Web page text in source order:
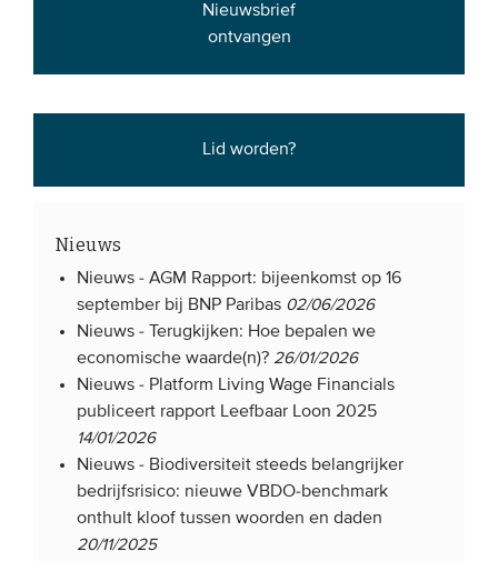
Nieuwsbrief
ontvangen
Lid worden?
Nieuws
Nieuws -AGM Rapport: bijeenkomst op 16
september bij BNP Paribas 02/06/2026
Nieuws -
Terugkijken: Hoe bepalen we
economische waarde(n)? 26/01/2026
Nieuws - Platform Living Wage Financials
publiceert rapport Leefbaar Loon 2025
14/01/2026
Nieuws - Biodiversiteit steeds belangrijker
bedrijfsrisico: nieuwe VBDO-benchmark
onthult kloof tussen woorden en daden
20/11/2025